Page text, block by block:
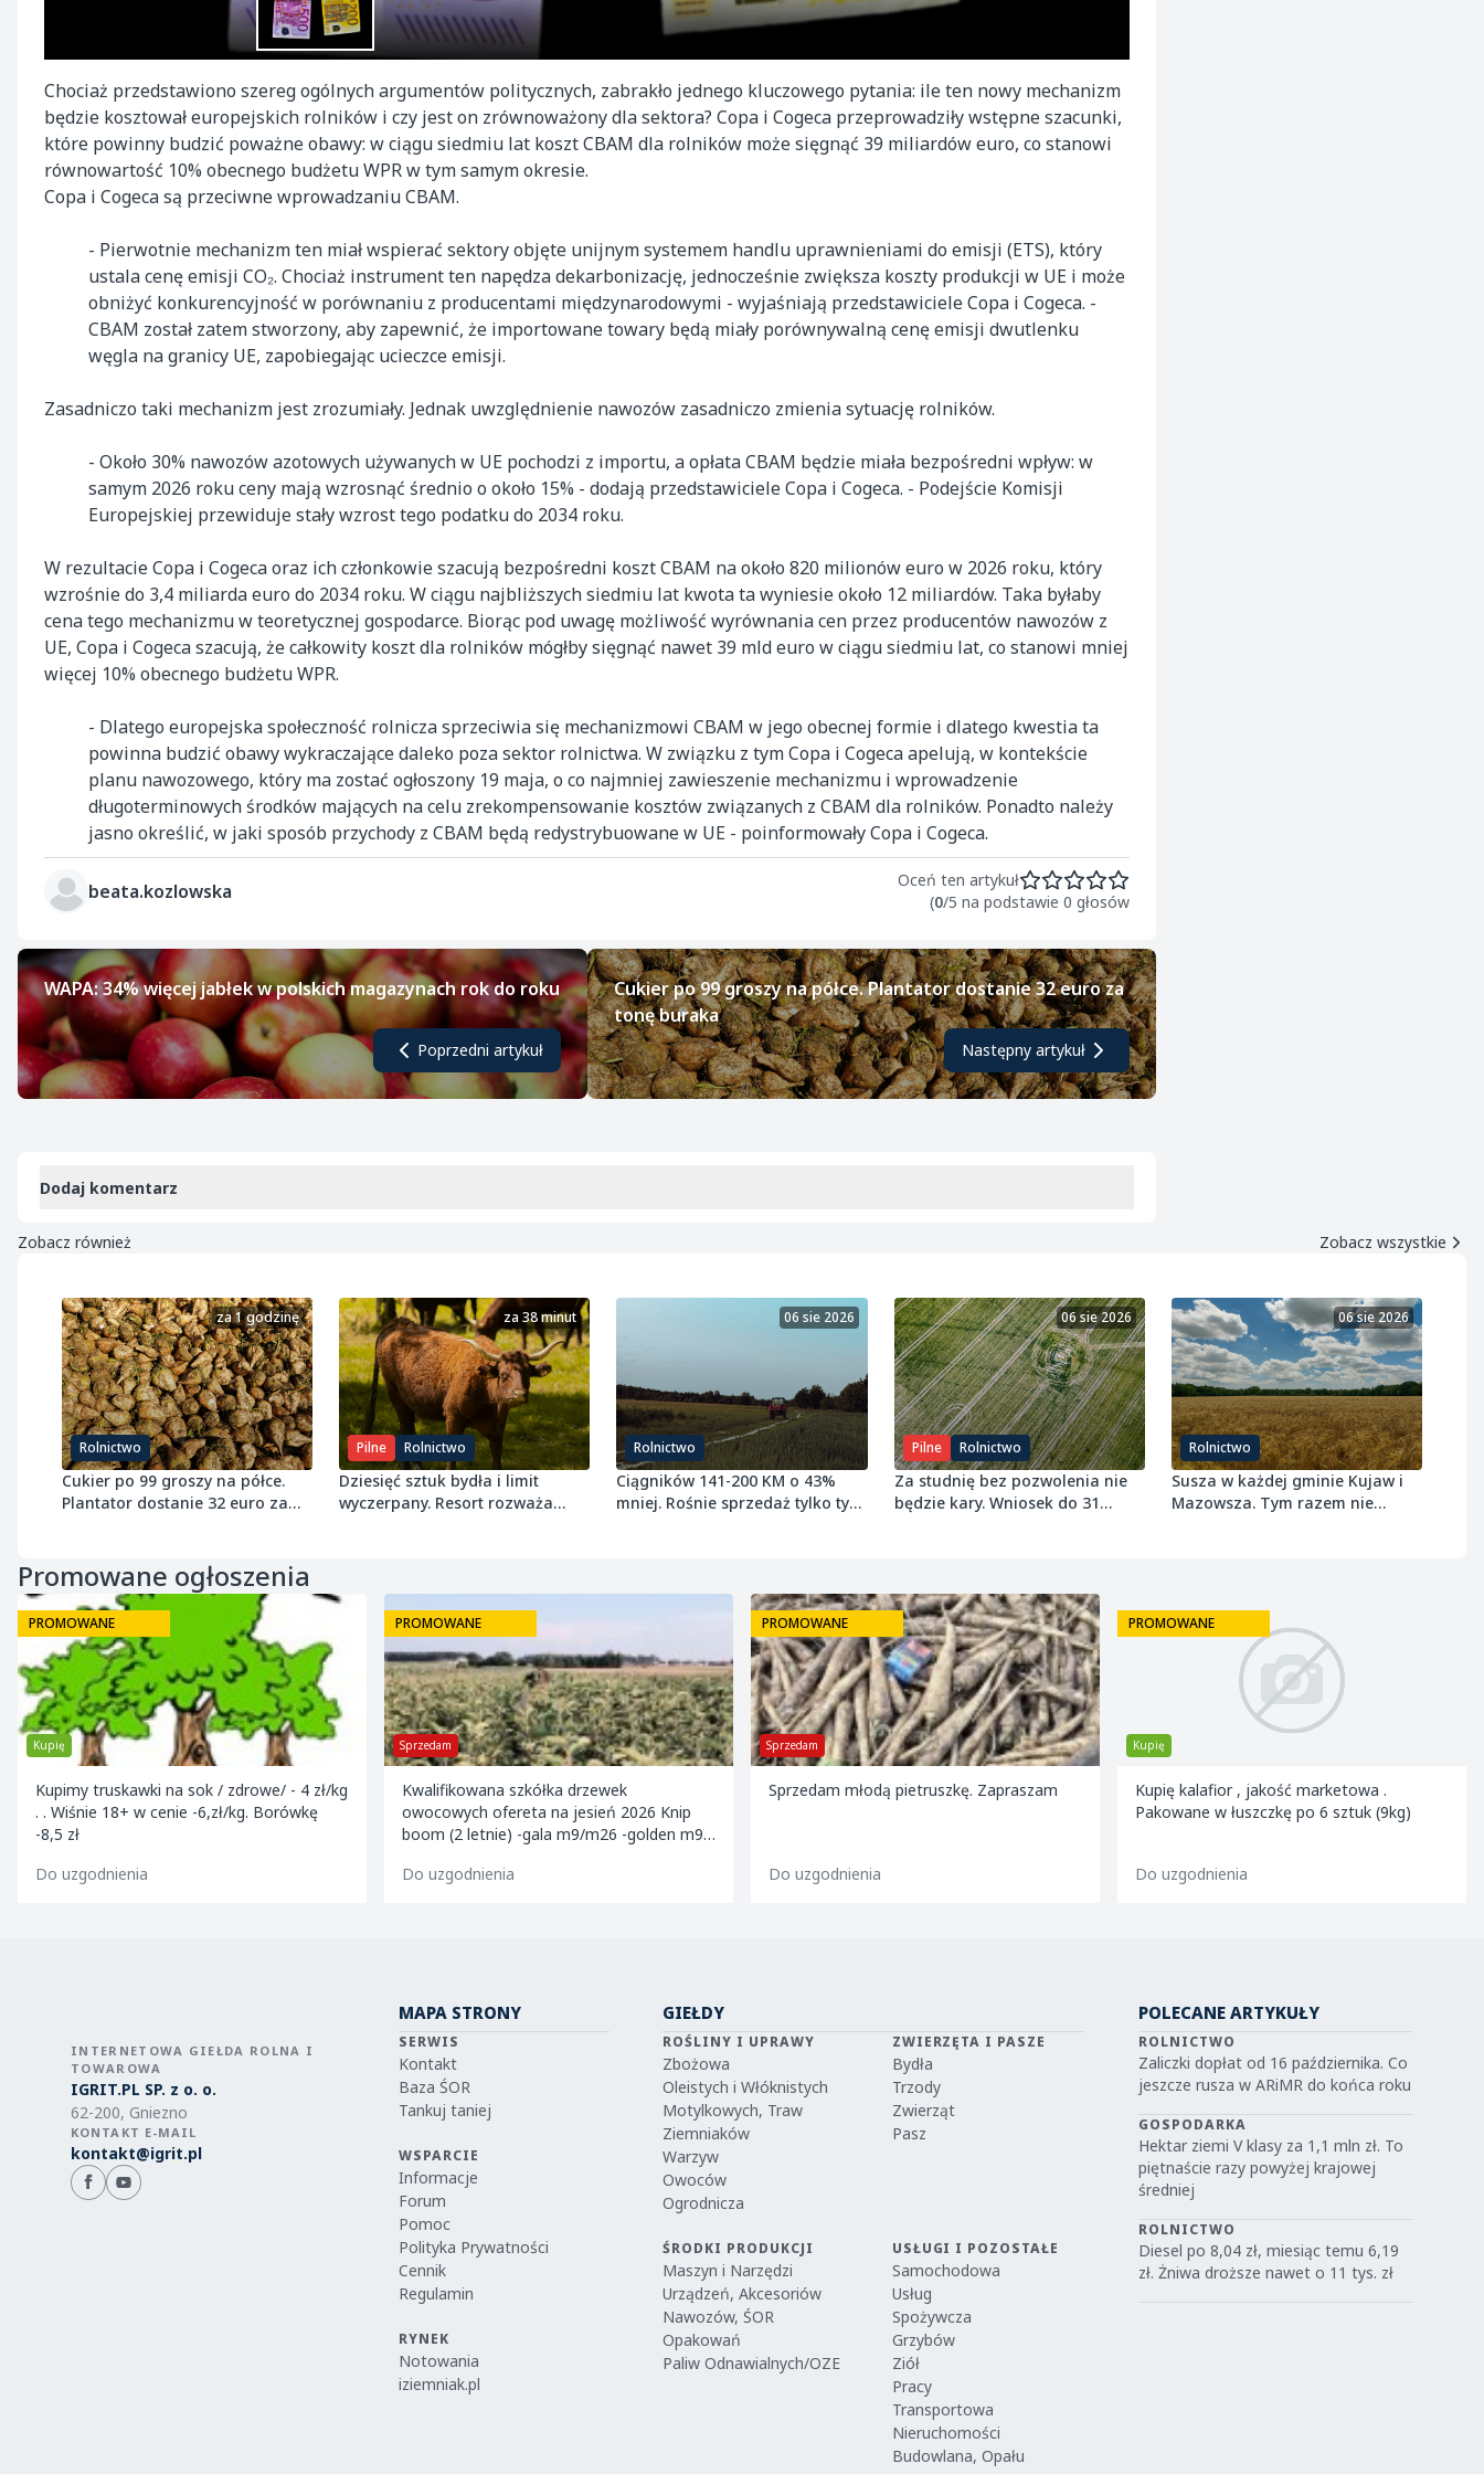
Chociaż przedstawiono szereg ogólnych argumentów politycznych, zabrakło jednego kluczowego pytania: ile ten nowy mechanizm
będzie kosztował europejskich rolników i czy jest on zrównoważony dla sektora? Copa i Cogeca przeprowadziły wstępne szacunki,
które powinny budzić poważne obawy: w ciągu siedmiu lat koszt CBAM dla rolników może sięgnąć 39 miliardów euro, co stanowi
równowartość 10% obecnego budżetu WPR w tym samym okresie.
Copa i Cogeca są przeciwne wprowadzaniu CBAM.
- Pierwotnie mechanizm ten miał wspierać sektory objęte unijnym systemem handlu uprawnieniami do emisji (ETS), który
ustala cenę emisji CO₂. Chociaż instrument ten napędza dekarbonizację, jednocześnie zwiększa koszty produkcji w UE i może
obniżyć konkurencyjność w porównaniu z producentami międzynarodowymi - wyjaśniają przedstawiciele Copa i Cogeca. -
CBAM został zatem stworzony, aby zapewnić, że importowane towary będą miały porównywalną cenę emisji dwutlenku
węgla na granicy UE, zapobiegając ucieczce emisji.
Zasadniczo taki mechanizm jest zrozumiały. Jednak uwzględnienie nawozów zasadniczo zmienia sytuację rolników.
- Około 30% nawozów azotowych używanych w UE pochodzi z importu, a opłata CBAM będzie miała bezpośredni wpływ: w
samym 2026 roku ceny mają wzrosnąć średnio o około 15% - dodają przedstawiciele Copa i Cogeca. - Podejście Komisji
Europejskiej przewiduje stały wzrost tego podatku do 2034 roku.
W rezultacie Copa i Cogeca oraz ich członkowie szacują bezpośredni koszt CBAM na około 820 milionów euro w 2026 roku, który
wzrośnie do 3,4 miliarda euro do 2034 roku. W ciągu najbliższych siedmiu lat kwota ta wyniesie około 12 miliardów. Taka byłaby
cena tego mechanizmu w teoretycznej gospodarce. Biorąc pod uwagę możliwość wyrównania cen przez producentów nawozów z
UE, Copa i Cogeca szacują, że całkowity koszt dla rolników mógłby sięgnąć nawet 39 mld euro w ciągu siedmiu lat, co stanowi mniej
więcej 10% obecnego budżetu WPR.
- Dlatego europejska społeczność rolnicza sprzeciwia się mechanizmowi CBAM w jego obecnej formie i dlatego kwestia ta
powinna budzić obawy wykraczające daleko poza sektor rolnictwa. W związku z tym Copa i Cogeca apelują, w kontekście
planu nawozowego, który ma zostać ogłoszony 19 maja, o co najmniej zawieszenie mechanizmu i wprowadzenie
długoterminowych środków mających na celu zrekompensowanie kosztów związanych z CBAM dla rolników. Ponadto należy
jasno określić, w jaki sposób przychody z CBAM będą redystrybuowane w UE - poinformowały Copa i Cogeca.
beata.kozlowska
Oceń ten artykuł
(0/5 na podstawie 0 głosów
WAPA: 34% więcej jabłek w polskich magazynach rok do roku
Poprzedni artykuł
Cukier po 99 groszy na półce. Plantator dostanie 32 euro za
tonę buraka
Następny artykuł
Dodaj komentarz
Zobacz również Zobacz wszystkie
Rolnictwo
za 1 godzinę
Cukier po 99 groszy na półce.
Plantator dostanie 32 euro za
Pilne Rolnictwo
za 38 minut
Dziesięć sztuk bydła i limit
wyczerpany. Resort rozważa
Rolnictwo
06 sie 2026
Ciągników 141-200 KM o 43%
mniej. Rośnie sprzedaż tylko tych
Pilne Rolnictwo
06 sie 2026
Za studnię bez pozwolenia nie
będzie kary. Wniosek do 31
Rolnictwo
06 sie 2026
Susza w każdej gminie Kujaw i
Mazowsza. Tym razem nie
Promowane ogłoszenia
Kupię
PROMOWANE
Kupimy truskawki na sok / zdrowe/ - 4 zł/kg
. . Wiśnie 18+ w cenie -6,zł/kg. Borówkę
-8,5 zł
Do uzgodnienia
Sprzedam
PROMOWANE
Kwalifikowana szkółka drzewek
owocowych ofereta na jesień 2026 Knip
boom (2 letnie) -gala m9/m26 -golden m9 -
m9/m2
Do uzgodnienia
Sprzedam
PROMOWANE
Sprzedam młodą pietruszkę. Zapraszam
Do uzgodnienia
Kupię
PROMOWANE
Kupię kalafior , jakość marketowa .
Pakowane w łuszczkę po 6 sztuk (9kg)
Do uzgodnienia
INTERNETOWA GIEŁDA ROLNA I
TOWAROWA
IGRIT.PL SP. z o. o.
62-200, Gniezno
KONTAKT E-MAIL
kontakt@igrit.pl
MAPA STRONY
SERWIS
Kontakt
Baza ŚOR
Tankuj taniej
WSPARCIE
Informacje
Forum
Pomoc
Polityka Prywatności
Cennik
Regulamin
RYNEK
Notowania
iziemniak.pl
GIEŁDY
ROŚLINY I UPRAWY
Zbożowa
Oleistych i Włóknistych
Motylkowych, Traw
Ziemniaków
Warzyw
Owoców
Ogrodnicza
ZWIERZĘTA I PASZE
Bydła
Trzody
Zwierząt
Pasz
ŚRODKI PRODUKCJI
Maszyn i Narzędzi
Urządzeń, Akcesoriów
Nawozów, ŚOR
Opakowań
Paliw Odnawialnych/OZE
USŁUGI I POZOSTAŁE
Samochodowa
Usług
Spożywcza
Grzybów
Ziół
Pracy
Transportowa
Nieruchomości
Budowlana, Opału
POLECANE ARTYKUŁY
ROLNICTWO
Zaliczki dopłat od 16 października. Co
jeszcze rusza w ARiMR do końca roku
GOSPODARKA
Hektar ziemi V klasy za 1,1 mln zł. To
piętnaście razy powyżej krajowej
średniej
ROLNICTWO
Diesel po 8,04 zł, miesiąc temu 6,19
zł. Żniwa droższe nawet o 11 tys. zł